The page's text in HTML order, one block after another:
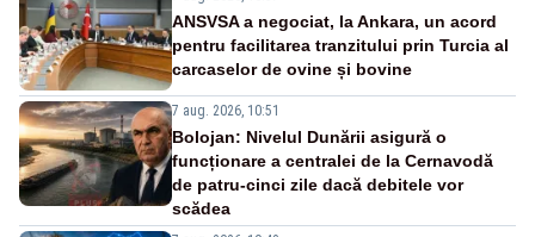
ANSVSA a negociat, la Ankara, un acord
pentru facilitarea tranzitului prin Turcia al
carcaselor de ovine și bovine
7 aug. 2026, 10:51
Bolojan: Nivelul Dunării asigură o
funcționare a centralei de la Cernavodă
de patru-cinci zile dacă debitele vor
scădea